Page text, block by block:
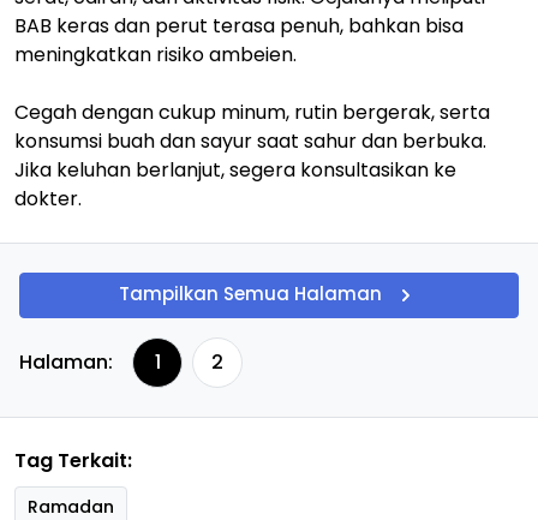
BAB keras dan perut terasa penuh, bahkan bisa
meningkatkan risiko ambeien.
Cegah dengan cukup minum, rutin bergerak, serta
konsumsi buah dan sayur saat sahur dan berbuka.
Jika keluhan berlanjut, segera konsultasikan ke
dokter.
Tampilkan Semua Halaman
Halaman: 1 2
Tag Terkait:
Ramadan